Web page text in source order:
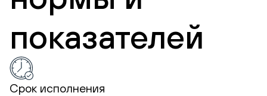
показателей
Срок исполнения